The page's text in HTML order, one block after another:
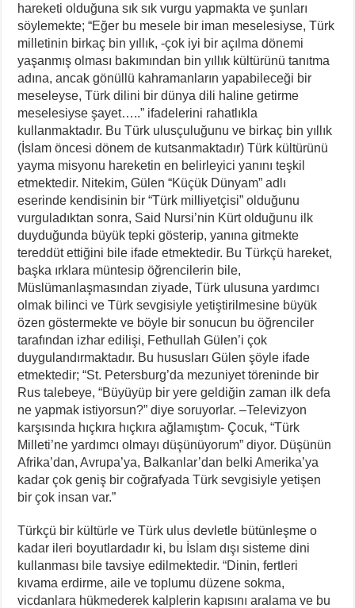
hareketi olduğuna sık sık vurgu yapmakta ve şunları
söylemekte; “Eğer bu mesele bir iman meselesiyse, Türk
milletinin birkaç bin yıllık, -çok iyi bir açılma dönemi
yaşanmış olması bakımından bin yıllık kültürünü tanıtma
adına, ancak gönüllü kahramanların yapabileceği bir
meseleyse, Türk dilini bir dünya dili haline getirme
meselesiyse şayet…..” ifadelerini rahatlıkla
kullanmaktadır. Bu Türk ulusçuluğunu ve birkaç bin yıllık
(İslam öncesi dönem de kutsanmaktadır) Türk kültürünü
yayma misyonu hareketin en belirleyici yanını teşkil
etmektedir. Nitekim, Gülen “Küçük Dünyam” adlı
eserinde kendisinin bir “Türk milliyetçisi” olduğunu
vurguladıktan sonra, Said Nursi’nin Kürt olduğunu ilk
duyduğunda büyük tepki gösterip, yanına gitmekte
tereddüt ettiğini bile ifade etmektedir. Bu Türkçü hareket,
başka ırklara müntesip öğrencilerin bile,
Müslümanlaşmasından ziyade, Türk ulusuna yardımcı
olmak bilinci ve Türk sevgisiyle yetiştirilmesine büyük
özen göstermekte ve böyle bir sonucun bu öğrenciler
tarafından izhar edilişi, Fethullah Gülen’i çok
duygulandırmaktadır. Bu hususları Gülen şöyle ifade
etmektedir; “St. Petersburg’da mezuniyet töreninde bir
Rus talebeye, “Büyüyüp bir yere geldiğin zaman ilk defa
ne yapmak istiyorsun?” diye soruyorlar. –Televizyon
karşısında hıçkıra hıçkıra ağlamıştım- Çocuk, “Türk
Milleti’ne yardımcı olmayı düşünüyorum” diyor. Düşünün
Afrika’dan, Avrupa’ya, Balkanlar’dan belki Amerika’ya
kadar çok geniş bir coğrafyada Türk sevgisiyle yetişen
bir çok insan var.”
Türkçü bir kültürle ve Türk ulus devletle bütünleşme o
kadar ileri boyutlardadır ki, bu İslam dışı sisteme dini
kullanması bile tavsiye edilmektedir. “Dinin, fertleri
kıvama erdirme, aile ve toplumu düzene sokma,
vicdanlara hükmederek kalplerin kapısını aralama ve bu